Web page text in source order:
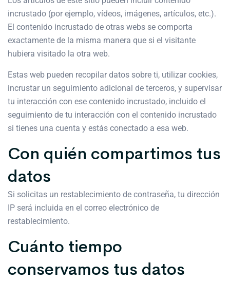
incrustado (por ejemplo, vídeos, imágenes, artículos, etc.).
El contenido incrustado de otras webs se comporta
exactamente de la misma manera que si el visitante
hubiera visitado la otra web.
Estas web pueden recopilar datos sobre ti, utilizar cookies,
incrustar un seguimiento adicional de terceros, y supervisar
tu interacción con ese contenido incrustado, incluido el
seguimiento de tu interacción con el contenido incrustado
si tienes una cuenta y estás conectado a esa web.
Con quién compartimos tus
datos
Si solicitas un restablecimiento de contraseña, tu dirección
IP será incluida en el correo electrónico de
restablecimiento.
Cuánto tiempo
conservamos tus datos